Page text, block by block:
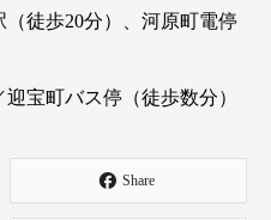
（徒歩20分）、河原町電停
停（徒歩数分）
Share